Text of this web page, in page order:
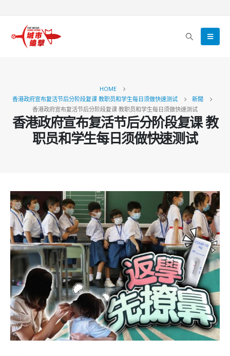
HOME
香港政府宣布复活节后分阶段复课 教职员和学生每日须做快速测试
新聞
香港政府宣布复活节后分阶段复课 教职员和学生每日须做快速测试
香港政府宣布复活节后分阶段复课 教
职员和学生每日须做快速测试